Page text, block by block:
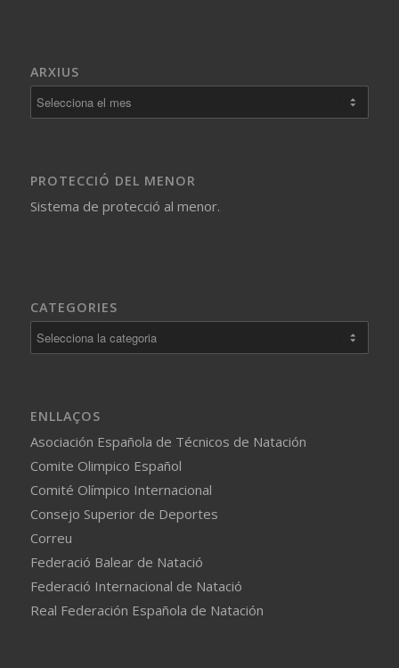
ARXIUS
PROTECCIÓ DEL MENOR
Sistema de protecció al menor.
CATEGORIES
ENLLAÇOS
Asociación Española de Técnicos de Natación
Comite Olimpico Español
Comité Olímpico Internacional
Consejo Superior de Deportes
Correu
Federació Balear de Natació
Federació Internacional de Natació
Real Federación Española de Natación